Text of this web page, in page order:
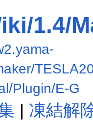
1.4/
Plugin/E-G
| 凍結解